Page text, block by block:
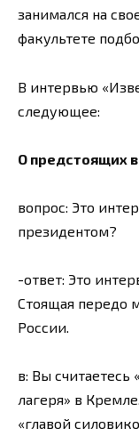
занимался на
факультете
В интервью
следующее:
О предстоящих
вопрос: Это
президентом?
-ответ: Это
Стоящая передо
России.
в: Вы
лагеря» в
«главой